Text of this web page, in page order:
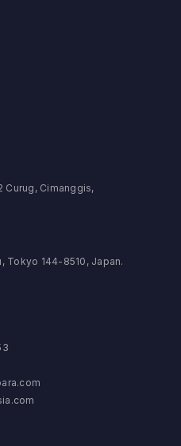
Curug, Cimanggis,
Tokyo 144-8510, Japan.